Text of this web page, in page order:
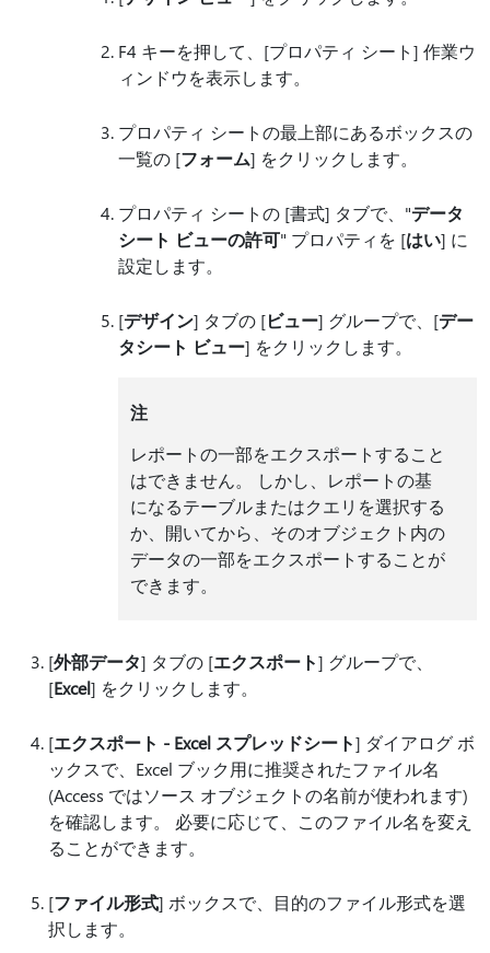
F4 キーを押して、[プロパティ シート] 作業ウ
ィンドウを表示します。
プロパティ シートの最上部にあるボックスの
一覧の [フォーム] をクリックします。
プロパティ シートの [書式] タブで、"データ
シート ビューの許可" プロパティを [はい] に
設定します。
[デザイン] タブの [ビュー] グループで、[デー
タシート ビュー] をクリックします。
注
レポートの一部をエクスポートすること
はできません。 しかし、レポートの基
になるテーブルまたはクエリを選択する
か、開いてから、そのオブジェクト内の
データの一部をエクスポートすることが
できます。
[外部データ] タブの [エクスポート] グループで、
[Excel] をクリックします。
[エクスポート - Excel スプレッドシート] ダイアログ ボ
ックスで、Excel ブック用に推奨されたファイル名
(Access ではソース オブジェクトの名前が使われます)
を確認します。 必要に応じて、このファイル名を変え
ることができます。
[ファイル形式] ボックスで、目的のファイル形式を選
択します。